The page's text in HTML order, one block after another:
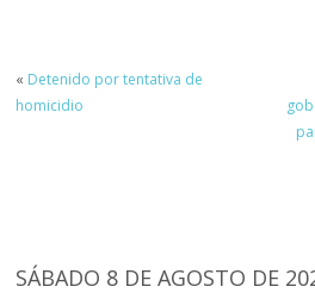
« Detenido por tentativa de
homicidio
SÁBADO 8 DE AGOSTO DE